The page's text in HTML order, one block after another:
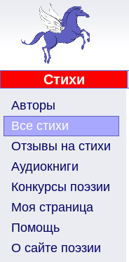
Стихи
Авторы
Все стихи
Отзывы на стихи
Аудиокниги
Конкурсы поэзии
Моя страница
Помощь
О сайте поэзии